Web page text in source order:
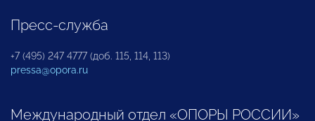
Пресс-служба
+7 (495) 247 4777 (доб. 115, 114, 113)
pressa@opora.ru
Международный отдел «ОПОРЫ РОССИИ»